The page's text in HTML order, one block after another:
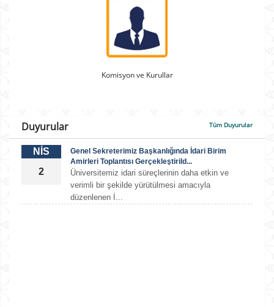
Komisyon ve Kurullar
Duyurular Tüm Duyurular
NİS
2
Genel Sekreterimiz Başkanlığında İdari Birim
Amirleri Toplantısı Gerçekleştirild...
Üniversitemiz idari süreçlerinin daha etkin ve
verimli bir şekilde yürütülmesi amacıyla
düzenlenen İ...